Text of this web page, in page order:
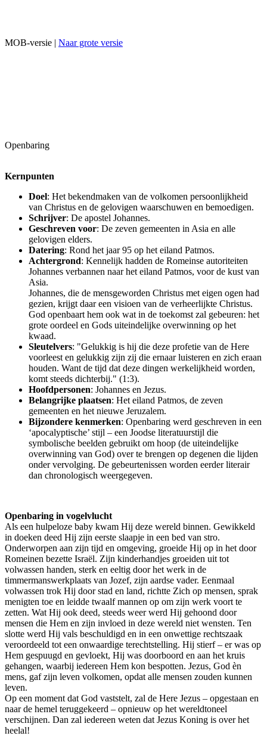
MOB-versie | Naar grote versie
Openbaring
Kernpunten
Doel: Het bekendmaken van de volkomen persoonlijkheid
van Christus en de gelovigen waarschuwen en bemoedigen.
Schrijver: De apostel Johannes.
Geschreven voor: De zeven gemeenten in Asia en alle
gelovigen elders.
Datering: Rond het jaar 95 op het eiland Patmos.
Achtergrond: Kennelijk hadden de Romeinse autoriteiten
Johannes verbannen naar het eiland Patmos, voor de kust van
Asia.
Johannes, die de mensgeworden Christus met eigen ogen had
gezien, krijgt daar een visioen van de verheerlijkte Christus.
God openbaart hem ook wat in de toekomst zal gebeuren: het
grote oordeel en Gods uiteindelijke overwinning op het
kwaad.
Sleutelvers: "Gelukkig is hij die deze profetie van de Here
voorleest en gelukkig zijn zij die ernaar luisteren en zich eraan
houden. Want de tijd dat deze dingen werkelijkheid worden,
komt steeds dichterbij." (1:3).
Hoofdpersonen: Johannes en Jezus.
Belangrijke plaatsen: Het eiland Patmos, de zeven
gemeenten en het nieuwe Jeruzalem.
Bijzondere kenmerken: Openbaring werd geschreven in een
‘apocalyptische’ stijl – een Joodse literatuurstijl die
symbolische beelden gebruikt om hoop (de uiteindelijke
overwinning van God) over te brengen op degenen die lijden
onder vervolging. De gebeurtenissen worden eerder literair
dan chronologisch weergegeven.
Openbaring in vogelvlucht
Als een hulpeloze baby kwam Hij deze wereld binnen. Gewikkeld
in doeken deed Hij zijn eerste slaapje in een bed van stro.
Onderworpen aan zijn tijd en omgeving, groeide Hij op in het door
Romeinen bezette Israël. Zijn kinderhandjes groeiden uit tot
volwassen handen, sterk en eeltig door het werk in de
timmermanswerkplaats van Jozef, zijn aardse vader. Eenmaal
volwassen trok Hij door stad en land, richtte Zich op mensen, sprak
menigten toe en leidde twaalf mannen op om zijn werk voort te
zetten. Wat Hij ook deed, steeds weer werd Hij gehoond door
mensen die Hem en zijn invloed in deze wereld niet wensten. Ten
slotte werd Hij vals beschuldigd en in een onwettige rechtszaak
veroordeeld tot een onwaardige terechtstelling. Hij stierf – er was op
Hem gespuugd en gevloekt, Hij was doorboord en aan het kruis
gehangen, waarbij iedereen Hem kon bespotten. Jezus, God èn
mens, gaf zijn leven volkomen, opdat alle mensen zouden kunnen
leven.
Op een moment dat God vaststelt, zal de Here Jezus – opgestaan en
naar de hemel teruggekeerd – opnieuw op het wereldtoneel
verschijnen. Dan zal iedereen weten dat Jezus Koning is over het
heelal!